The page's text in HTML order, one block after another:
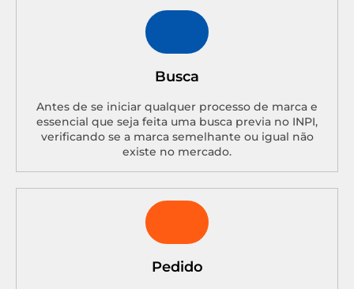
Busca
Antes de se iniciar qualquer processo de marca e
essencial que seja feita uma busca previa no INPI,
verificando se a marca semelhante ou igual não
existe no mercado.
Pedido